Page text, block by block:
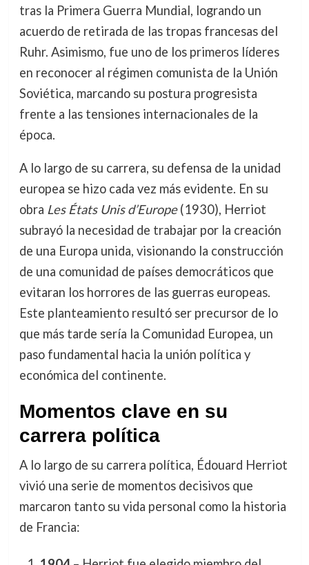
tras la Primera Guerra Mundial, logrando un
acuerdo de retirada de las tropas francesas del
Ruhr. Asimismo, fue uno de los primeros líderes
en reconocer al régimen comunista de la Unión
Soviética, marcando su postura progresista
frente a las tensiones internacionales de la
época.
A lo largo de su carrera, su defensa de la unidad
europea se hizo cada vez más evidente. En su
obra Les États Unis d’Europe(1930), Herriot
subrayó la necesidad de trabajar por la creación
de una Europa unida, visionando la construcción
de una comunidad de países democráticos que
evitaran los horrores de las guerras europeas.
Este planteamiento resultó ser precursor de lo
que más tarde sería la Comunidad Europea, un
paso fundamental hacia la unión política y
económica del continente.
Momentos clave en su
carrera política
A lo largo de su carrera política, Édouard Herriot
vivió una serie de momentos decisivos que
marcaron tanto su vida personal como la historia
de Francia: